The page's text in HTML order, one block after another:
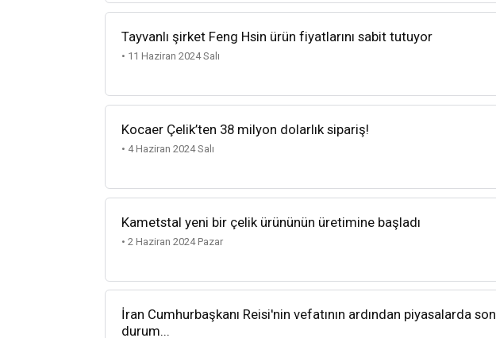
Tayvanlı şirket Feng Hsin ürün fiyatlarını sabit tutuyor
• 11 Haziran 2024 Salı
Kocaer Çelik’ten 38 milyon dolarlık sipariş!
• 4 Haziran 2024 Salı
Kametstal yeni bir çelik ürününün üretimine başladı
• 2 Haziran 2024 Pazar
İran Cumhurbaşkanı Reisi'nin vefatının ardından piyasalarda son
durum...